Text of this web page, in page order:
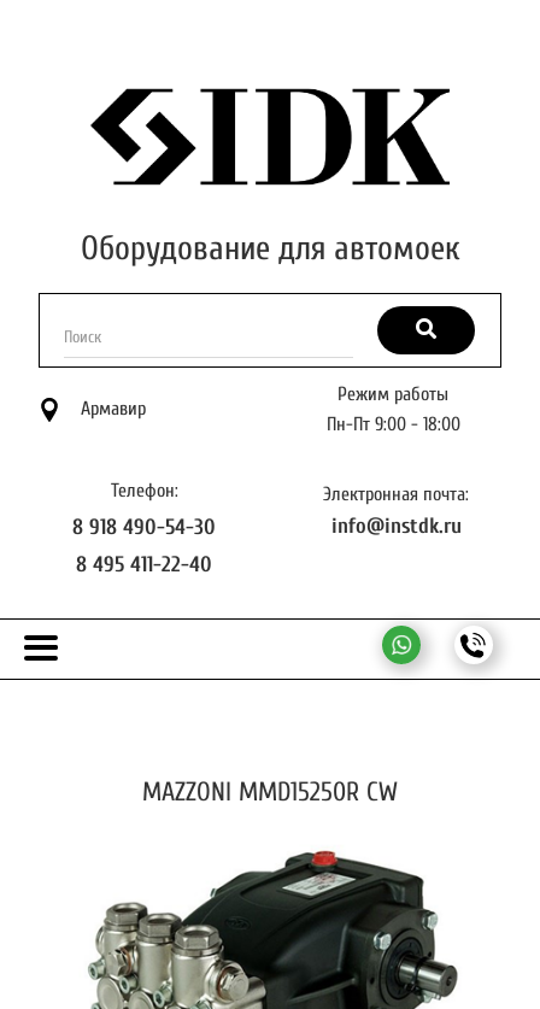
Оборудование для автомоек
Поиск
Армавир
Режим работы
Пн-Пт 9:00 - 18:00
Телефон:
8 918 490-54-30
8 495 411-22-40
Электронная почта:
info@instdk.ru
MAZZONI MMD15250R CW